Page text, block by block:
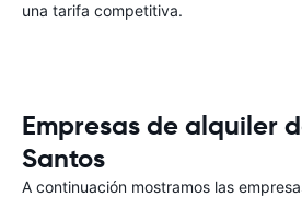
una tarifa competitiva.
Empresas de alquiler
Santos
A continuación mostramos las